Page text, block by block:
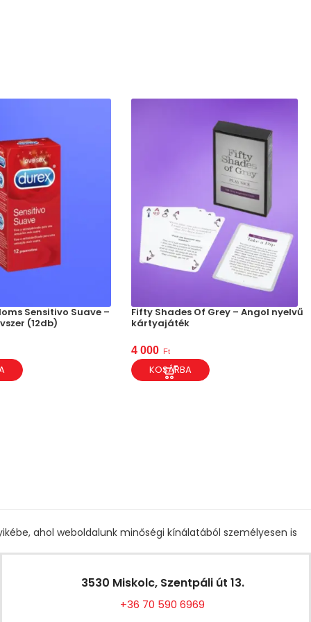
Sensitivo Suave –
(12db)
Fifty Shades Of Grey – Angol nyelvű
kártyajáték
4 000 Ft
KOSÁRBA
ahol weboldalunk minőségi kínálatából személyesen is
3530 Miskolc, Szentpáli út 13.
+36 70 590 6969